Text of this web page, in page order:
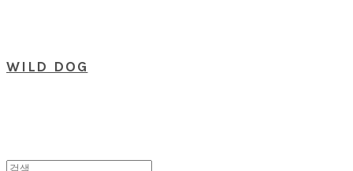
WILD DOG